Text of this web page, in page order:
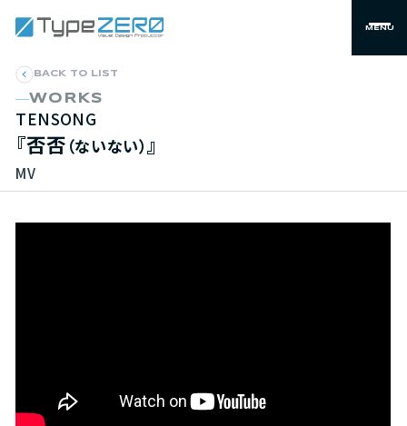
MENU
BACK TO LIST
WORKS
TENSONG
『否否 （ないない）』
MV